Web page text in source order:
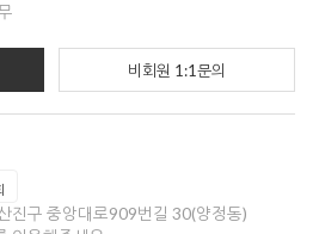
비회원 1:1문의
진구 중앙대로909번길 30(양정동)